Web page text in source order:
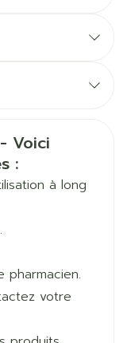
Voici
:
à long
pharmacien.
votre